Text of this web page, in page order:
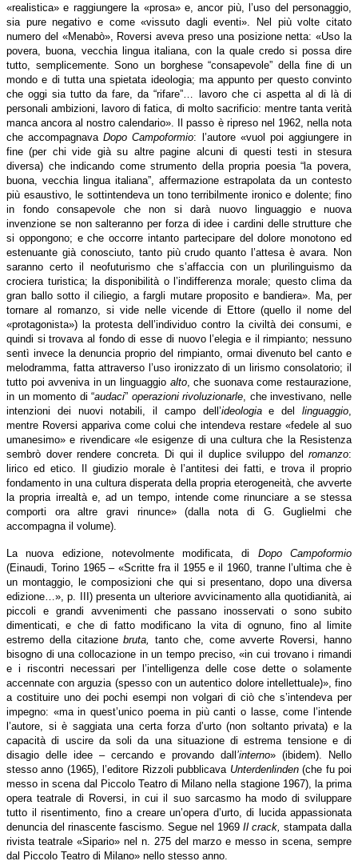
«realistica» e raggiungere la «prosa» e, ancor più, l’uso del personaggio,
sia pure negativo e come «vissuto dagli eventi». Nel più volte citato
numero del «Menabò», Roversi aveva preso una posizione netta: «Uso la
povera, buona, vecchia lingua italiana, con la quale credo si possa dire
tutto, semplicemente. Sono un borghese “consapevole” della fine di un
mondo e di tutta una spietata ideologia; ma appunto per questo convinto
che oggi sia tutto da fare, da “rifare”… lavoro che ci aspetta al di là di
personali ambizioni, lavoro di fatica, di molto sacrificio: mentre tanta verità
manca ancora al nostro calendario». Il passo è ripreso nel 1962, nella nota
che accompagnavaDopo Campoformio: l’autore «vuol poi aggiungere in
fine (per chi vide già su altre pagine alcuni di questi testi in stesura
diversa) che indicando come strumento della propria poesia “la povera,
buona, vecchia lingua italiana”, affermazione estrapolata da un contesto
più esaustivo, le sottintendeva un tono terribilmente ironico e dolente; fino
in fondo consapevole che non si darà nuovo linguaggio e nuova
invenzione se non salteranno per forza di idee i cardini delle strutture che
si oppongono; e che occorre intanto partecipare del dolore monotono ed
estenuante già conosciuto, tanto più crudo quanto l’attesa è avara. Non
saranno certo il neofuturismo che s’affaccia con un plurilinguismo da
crociera turistica; la disponibilità o l’indifferenza morale; questo clima da
gran ballo sotto il ciliegio, a fargli mutare proposito e bandiera». Ma, per
tornare al romanzo, si vide nelle vicende di Ettore (quello il nome del
«protagonista») la protesta dell’individuo contro la civiltà dei consumi, e
quindi si trovava al fondo di esse di nuovo l’elegia e il rimpianto; nessuno
sentì invece la denuncia proprio del rimpianto, ormai divenuto bel canto e
melodramma, fatta attraverso l’uso ironizzato di un lirismo consolatorio; il
tutto poi avveniva in un linguaggio alto, che suonava come restaurazione,
in un momento di “audaci” operazioni rivoluzionarle , che investivano, nelle
intenzioni dei nuovi notabili, il campo dell’ideologiae dellinguaggio
mentre Roversi appariva come colui che intendeva restare «fedele al suo
umanesimo» e rivendicare «le esigenze di una cultura che la Resistenza
sembrò dover rendere concreta. Di qui il duplice sviluppo del romanzo:
lirico ed etico. Il giudizio morale è l’antitesi dei fatti, e trova il proprio
fondamento in una cultura disperata della propria eterogeneità, che avverte
la propria irrealtà e, ad un tempo, intende come rinunciare a se stessa
comporti ora altre gravi rinunce» (dalla nota di G. Guglielmi che
accompagna il volume).
La nuova edizione, notevolmente modificata, di Dopo Campoformio
(Einaudi, Torino 1965 – «Scritte fra il 1955 e il 1960, tranne l’ultima che è
un montaggio, le composizioni che qui si presentano, dopo una diversa
edizione…», p. III) presenta un ulteriore avvicinamento alla quotidianità, ai
piccoli e grandi avvenimenti che passano inosservati o sono subito
dimenticati, e che di fatto modificano la vita di ognuno, fino al limite
estremo della citazionebruta,
tanto che, come avverte Roversi, hanno
bisogno di una collocazione in un tempo preciso, «in cui trovano i rimandi
e i riscontri necessari per l’intelligenza delle cose dette o solamente
accennate con arguzia (spesso con un autentico dolore intellettuale)», fino
a costituire uno dei pochi esempi non volgari di ciò che s’intendeva per
impegno: «ma in quest’unico poema in più canti o lasse, come l’intende
l’autore, si è saggiata una certa forza d’urto (non soltanto privata) e la
capacità di uscire da soli da una situazione di estrema tensione e di
disagio delle idee – cercando e provando dall ’interno» (ibidem). Nello
stesso anno (1965), l’editore Rizzoli pubblicava Unterdenlinden(che fu poi
messo in scena dal Piccolo Teatro di Milano nella stagione 1967), la prima
opera teatrale di Roversi, in cui il suo sarcasmo ha modo di sviluppare
tutto il risentimento, fino a creare un’opera d’urto, di lucida appassionata
denuncia del rinascente fascismo. Segue nel 1969 Il crack, stampata dalla
rivista teatrale «Sipario» nel n. 275 del marzo e messo in scena, sempre
dal Piccolo Teatro di Milano» nello stesso anno.